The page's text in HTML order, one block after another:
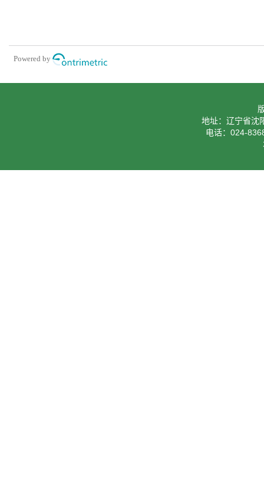
Powered by
地址：辽宁省沈
电话：024-